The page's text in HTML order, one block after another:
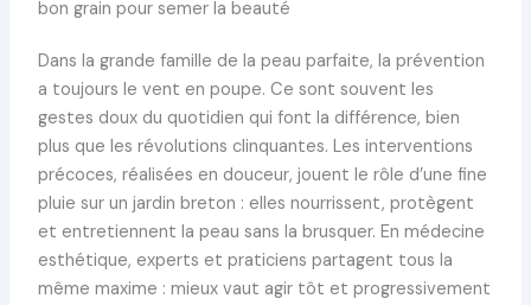
bon grain pour semer la beauté
Dans la grande famille de la peau parfaite, la prévention
a toujours le vent en poupe. Ce sont souvent les
gestes doux du quotidien qui font la différence, bien
plus que les révolutions clinquantes. Les interventions
précoces, réalisées en douceur, jouent le rôle d’une fine
pluie sur un jardin breton : elles nourrissent, protègent
et entretiennent la peau sans la brusquer. En médecine
esthétique, experts et praticiens partagent tous la
même maxime : mieux vaut agir tôt et progressivement